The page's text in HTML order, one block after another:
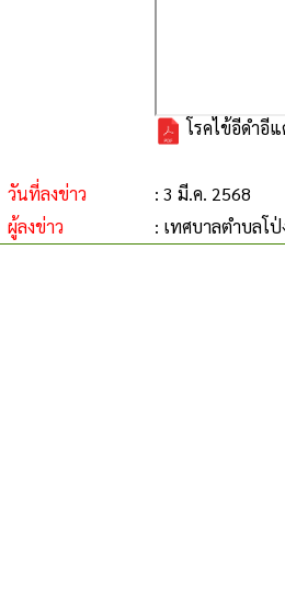
โรคไข้อีดำอีแ
วันที่ลงข่าว
: 3 มี.ค. 2568
ผู้ลงข่าว
: เทศบาลตำบลโ